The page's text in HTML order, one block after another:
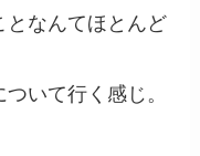
となんてほとんど
いて行く感じ。